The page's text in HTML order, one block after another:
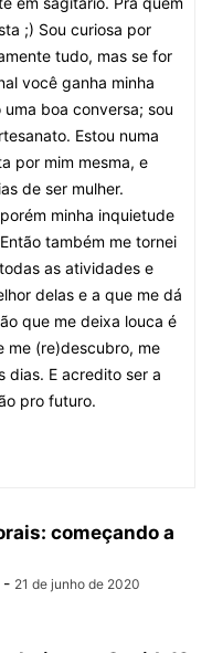
;) Sou curiosa por
tudo, mas se for
você ganha minha
boa conversa; sou
Estou numa
por mim mesma, e
de ser mulher.
minha inquietude
também me tornei
as atividades e
delas e a que me dá
que me deixa louca é
me (re)descubro, me
dias. E acredito ser a
pro futuro.
começando a
- 21 de junho de 2020